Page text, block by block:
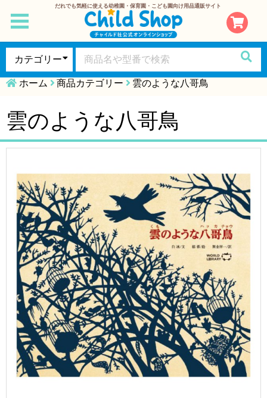
だれでも気軽に使える幼稚園・保育園・こども園向け用品通販サイト
toggle
navigation
ホーム 商品カテゴリー 雲のような八哥鳥
雲のような八哥鳥